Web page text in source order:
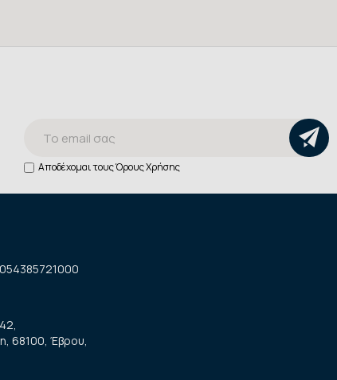
Αποδέχομαι τουςΌρους Χρήσης
68100, Έβρου,